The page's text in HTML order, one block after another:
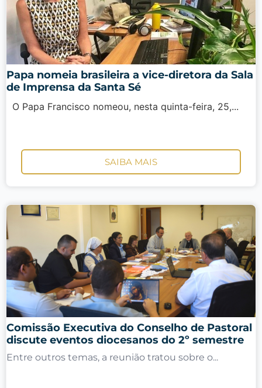
Papa nomeia brasileira a vice-diretora da Sala
de Imprensa da Santa Sé
O Papa Francisco nomeou, nesta quinta-feira, 25,...
SAIBA MAIS
Comissão Executiva do Conselho de Pastoral
discute eventos diocesanos do 2º semestre
Entre outros temas, a reunião tratou sobre o...